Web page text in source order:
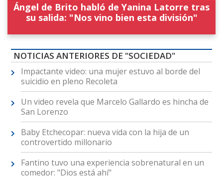
Ángel de Brito habló de Yanina Latorre tras
su salida: "Nos vino bien esta división"
NOTICIAS ANTERIORES DE "SOCIEDAD"
Impactante video: una mujer estuvo al borde del
suicidio en pleno Recoleta
Un video revela que Marcelo Gallardo es hincha de
San Lorenzo
Baby Etchecopar: nueva vida con la hija de un
controvertido millonario
Fantino tuvo una experiencia sobrenatural en un
comedor: "Dios está ahí"